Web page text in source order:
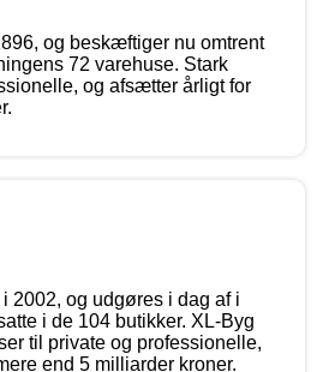
og beskæftiger nu omtrent
72 varehuse. Stark
og afsætter årligt for
2002, og udgøres i dag af i
i de 104 butikker. XL-Byg
til private og professionelle,
end 5 milliarder kroner.